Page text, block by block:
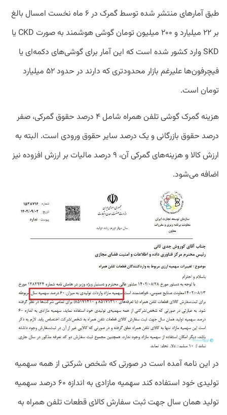
طبق آمارهای منتشر شده توسط گمرک در ۶ ماه نخست امسال بالغ
بر ۲۲ میلیارد و ۲۰۰ میلیون تومان گوشی هوشمند به صورت CKD یا
SKD وارد کشور شده است که این آمار برای گوشی‌های دکمه‌ای یا
فیچرفون‌ها علیرغم بازار محدودتری که دارند در حدود ۵۲ میلیارد
تومان است.
هزینه گمرک گوشی تلفن همراه شامل ۴ درصد حقوق گمرکی، صفر
درصد حقوق بازرگانی و یک درصد سایر حقوق ورودی است. البته به
ارزش کالا و هزینه‌های گمرکی آن، ۹ درصد مالیات بر ارزش افزوده نیز
اضافه می‌شود.
در این نامه آمده است در صورتی که شخص شرکتی از همه سهمیه
تولیدی خود استفاده کند سهمیه مازادی به اندازه ۶۰ درصد سهمیه
تولید همان سال جهت ثبت سفارش کالای قطعات تلفن همراه به